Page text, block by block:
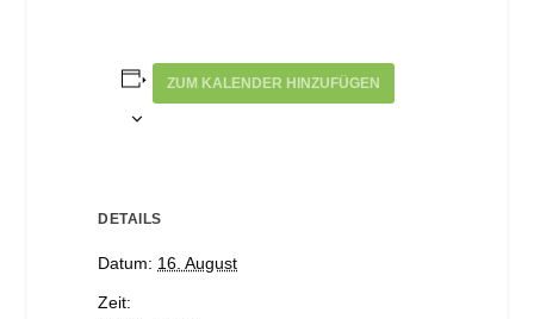
ZUM KALENDER HINZUFÜGEN
DETAILS
Datum: 16. August
Zeit: